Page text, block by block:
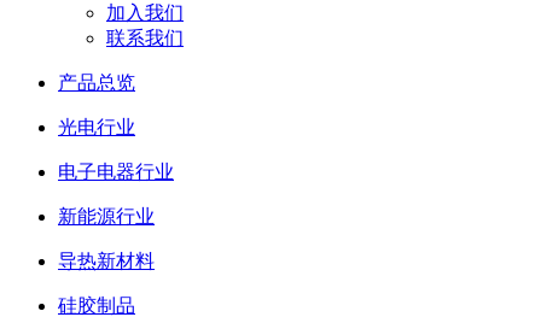
加入我们
联系我们
产品总览
光电行业
电子电器行业
新能源行业
导热新材料
硅胶制品